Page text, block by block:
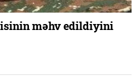
məhv edildiyini